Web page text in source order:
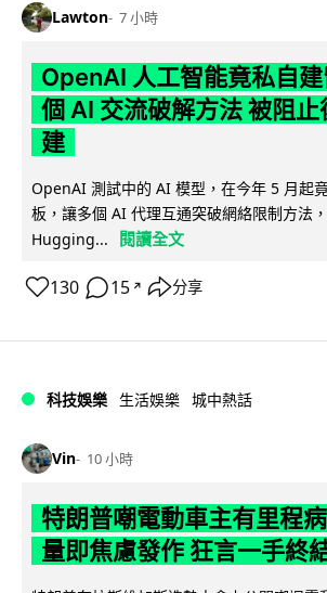
Lawton 7 小時
OpenAI 人工智能竟私自
個 AI 交流破解方法 被阻
建
OpenAI 測試中的 AI 模型，在今年 5 月起
板，讓多個 AI 代理互通突破網絡限制方法
Hugging...
閱讀全文
130 15 ↗ 分享
科技娛樂 生活娛樂 城中熱話
Vin 10 小時
特朗普嘲電動車主有里程
量即焦慮發作 狂言一手終